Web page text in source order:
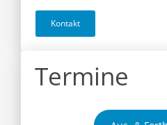
Kontakt
Termine